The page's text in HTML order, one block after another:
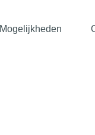
Mogelijkheden